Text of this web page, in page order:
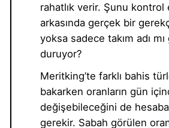
rahatlık verir. Şunu kontrol
arkasında gerçek bir
yoksa sadece takım adı mı
duruyor?
Meritking’te farklı bahis
bakarken oranların gün
değişebileceğini de
gerekir. Sabah görülen